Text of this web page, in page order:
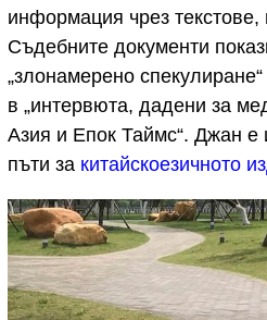
информация чрез текстове,
Съдебните документи
„злонамерено
в „интервюта, дадени за
Азия и Епок Таймс“. Джан е
пъти за китайскоезичното